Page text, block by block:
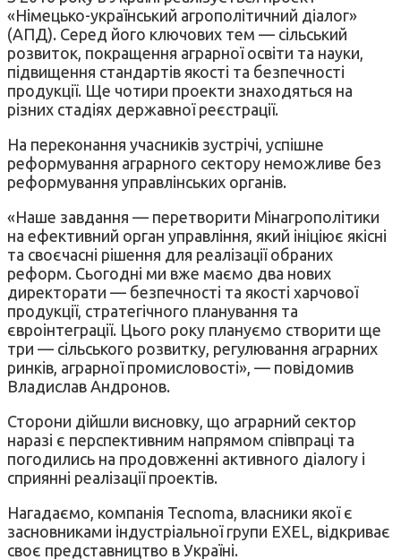
«Німецько-український агрополітичний діалог»
(АПД). Серед його ключових тем — сільський
розвиток, покращення аграрної освіти та науки,
підвищення стандартів якості та безпечності
продукції. Ще чотири проекти знаходяться на
різних стадіях державної реєстрації.
На переконання учасників зустрічі, успішне
реформування аграрного сектору неможливе без
реформування управлінських органів.
«Наше завдання — перетворити Мінагрополітики
на ефективний орган управління, який ініціює якісні
та своєчасні рішення для реалізації обраних
реформ. Сьогодні ми вже маємо два нових
директорати — безпечності та якості харчової
продукції, стратегічного планування та
євроінтеграції. Цього року плануємо створити ще
три — сільського розвитку, регулювання аграрних
ринків, аграрної промисловості», — повідомив
Владислав Андронов.
Сторони дійшли висновку, що аграрний сектор
наразі є перспективним напрямом співпраці та
погодились на продовженні активного діалогу і
сприянні реалізації проектів.
Нагадаємо, компанія Tecnoma, власники якої є
засновниками індустріальної групи EXEL, відкриває
своє представництво в Україні.